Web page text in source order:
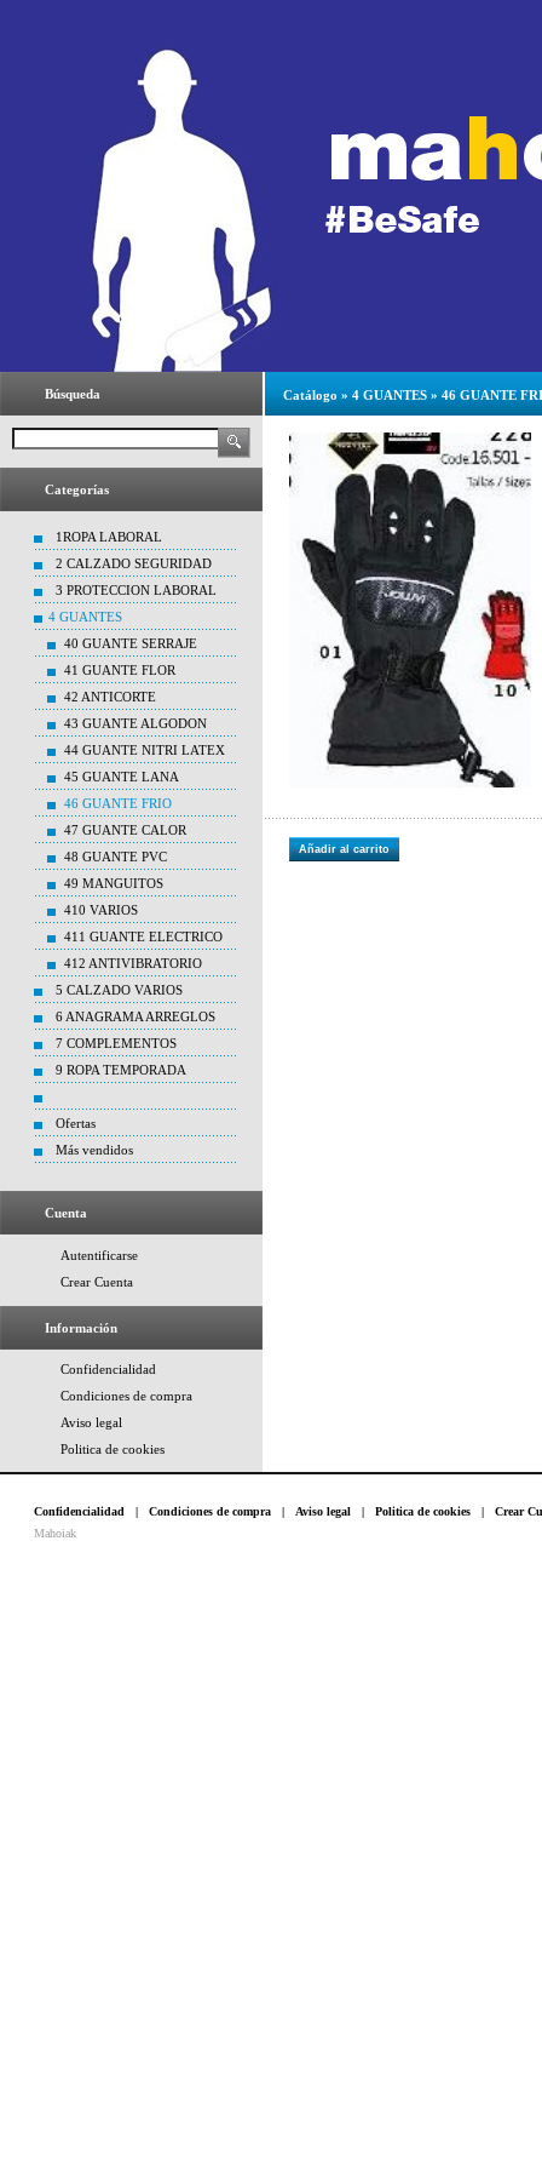
Búsqueda
Categorías
1ROPA LABORAL
2 CALZADO SEGURIDAD
3 PROTECCION LABORAL
4 GUANTES
40 GUANTE SERRAJE
41 GUANTE FLOR
42 ANTICORTE
43 GUANTE ALGODON
44 GUANTE NITRI LATEX
45 GUANTE LANA
46 GUANTE FRIO
47 GUANTE CALOR
48 GUANTE PVC
49 MANGUITOS
410 VARIOS
411 GUANTE ELECTRICO
412 ANTIVIBRATORIO
5 CALZADO VARIOS
6 ANAGRAMA ARREGLOS
7 COMPLEMENTOS
9 ROPA TEMPORADA
Ofertas
Más vendidos
Cuenta
Autentificarse
Crear Cuenta
Información
Confidencialidad
Condiciones de compra
Aviso legal
Politica de cookies
Catálogo » 4 GUANTES » 46 GUANTE
Añadir al carrito
Confidencialidad | Condiciones de compra | Aviso legal | Politica de cookies | Crear
Mahoiak